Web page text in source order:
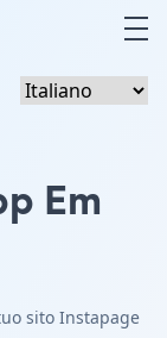
Em
sito Instapage